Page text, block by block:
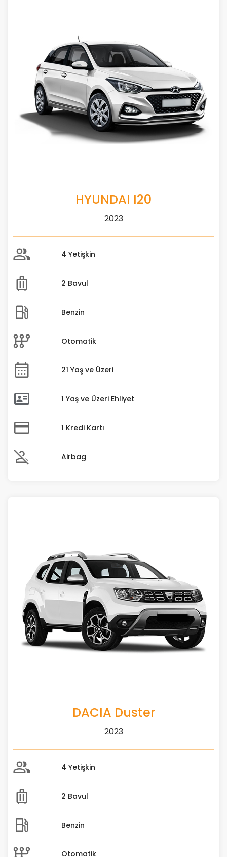
HYUNDAI I20
2023
4 Yetişkin
2 Bavul
Benzin
Otomatik
21 Yaş ve Üzeri
1 Yaş ve Üzeri Ehliyet
1 Kredi Kartı
Airbag
DACIA Duster
2023
4 Yetişkin
2 Bavul
Benzin
Otomatik